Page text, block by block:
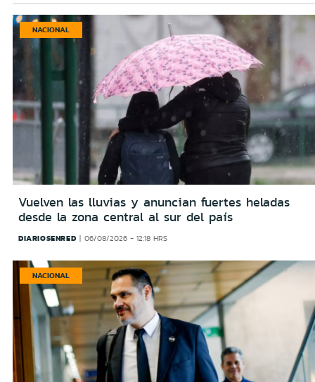
NACIONAL
Vuelven las lluvias y anuncian fuertes heladas
desde la zona central al sur del país
DIARIOSENRED 06/08/2026 - 12:18 HRS
NACIONAL